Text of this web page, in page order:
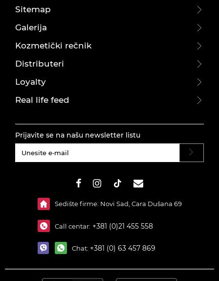
Sitemap
Galerija
Kozmetički rečnik
Distributeri
Loyalty
Real life feed
Prijavite se na našu newsletter listu
Sedište firme: Novi Sad, Cara Dušana 69
Call centar: +381 (0)21 455 558
Chat: +381 (0) 63 457 869